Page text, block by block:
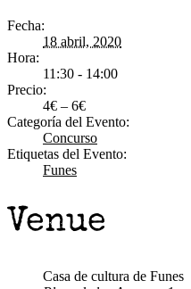
Fecha:
18 abril, 2020
Hora:
11:30 - 14:00
Precio:
4€ – 6€
Categoría del Evento:
Concurso
Etiquetas del Evento:
Funes
Venue
Casa de cultura de Funes